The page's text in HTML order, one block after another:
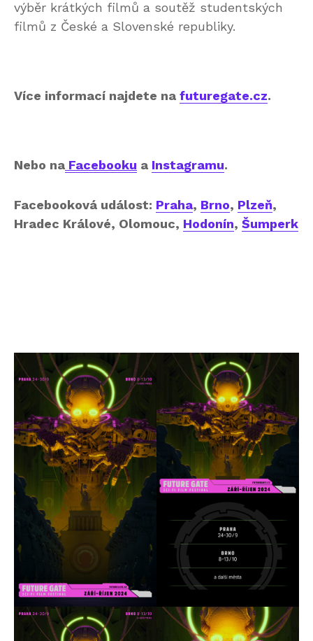
výběr krátkých filmů a soutěž studentských
filmů z České a Slovenské republiky.
Více informací najdete na futuregate.cz.
Nebo na Facebooku a Instagramu.
Facebooková událost: Praha, Brno, Plzeň,
Hradec Králové, Olomouc, Hodonín, Šumperk